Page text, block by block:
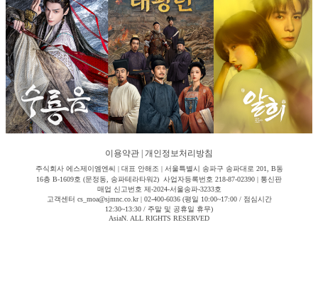
이용약관 개인정보처리방침
주식회사 에스제이엠엔씨 | 대표 안해조 | 서울특별시 송파구 송파대로 201, B동
16층 B-1609호 (문정동, 송파테라타워2) 사업자등록번호 218-87-02390 | 통신판
매업 신고번호 제-2024-서울송파-3233호
고객센터 cs_moa@sjmnc.co.kr | 02-400-6036 (평일 10:00~17:00 / 점심시간
12:30~13:30 / 주말 및 공휴일 휴무)
AsiaN. ALL RIGHTS RESERVED